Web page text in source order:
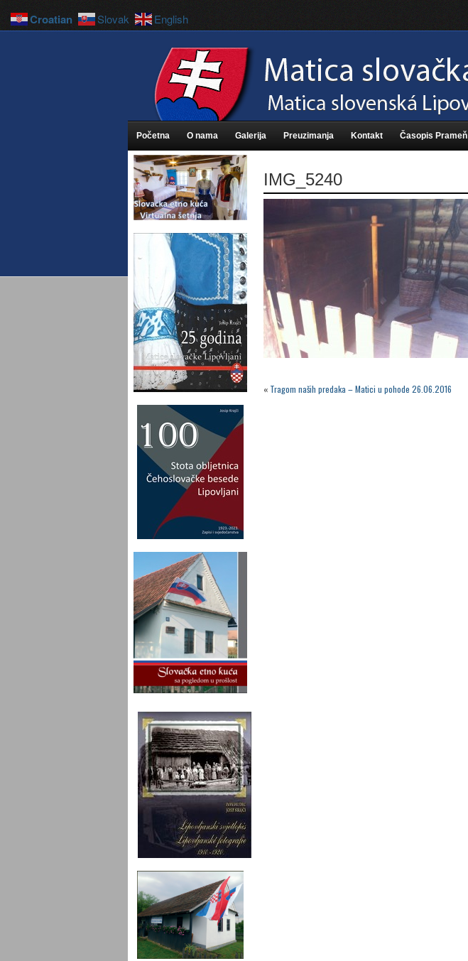
Početna O nama Galerija Preuzimanja Kontakt Časopis Prameň
IMG_5240
« Tragom naših predaka – Matici u pohode 26.06.2016
Croatian Slovak English